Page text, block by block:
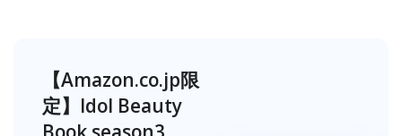
【Amazon.co.jp限
定】Idol Beauty